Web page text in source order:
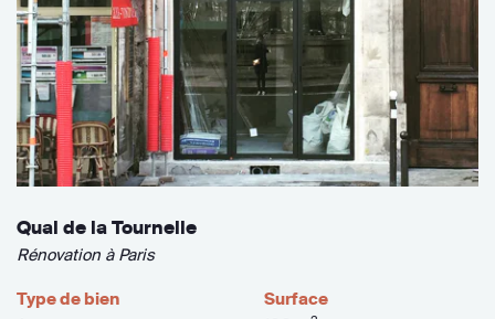
Quai de la Tournelle
Rénovation à Paris
Type de bien
Surface